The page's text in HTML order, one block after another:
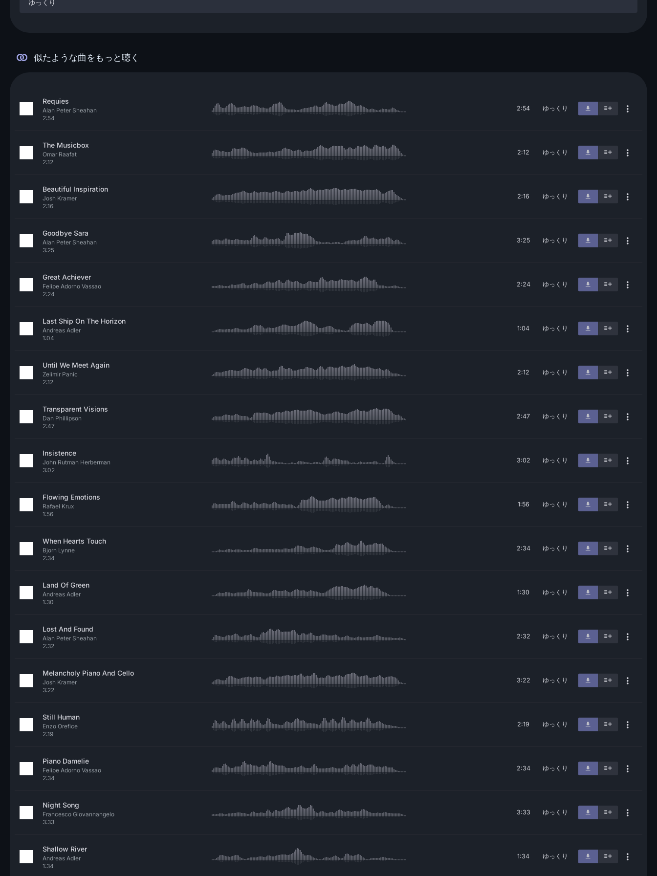
ゆっくり
似たような曲をもっと聴く
Requies
Alan Peter Sheahan
2:54
2:54 ゆっくり
The Musicbox
Omar Raafat
2:12
2:12 ゆっくり
Beautiful Inspiration
Josh Kramer
2:16
2:16 ゆっくり
Goodbye Sara
Alan Peter Sheahan
3:25
3:25 ゆっくり
Great Achiever
Felipe Adorno Vassao
2:24
2:24 ゆっくり
Last Ship On The Horizon
Andreas Adler
1:04
1:04 ゆっくり
Until We Meet Again
Zelimir Panic
2:12
2:12 ゆっくり
Transparent Visions
Dan Phillipson
2:47
2:47 ゆっくり
Insistence
John Rutman Herberman
3:02
3:02 ゆっくり
Flowing Emotions
Rafael Krux
1:56
1:56 ゆっくり
When Hearts Touch
Bjorn Lynne
2:34
2:34 ゆっくり
Land Of Green
Andreas Adler
1:30
1:30 ゆっくり
Lost And Found
Alan Peter Sheahan
2:32
2:32 ゆっくり
Melancholy Piano And Cello
Josh Kramer
3:22
3:22 ゆっくり
Still Human
Enzo Orefice
2:19
2:19 ゆっくり
Piano Damelie
Felipe Adorno Vassao
2:34
2:34 ゆっくり
Night Song
Francesco Giovannangelo
3:33
3:33 ゆっくり
Shallow River
Andreas Adler
1:34
1:34 ゆっくり